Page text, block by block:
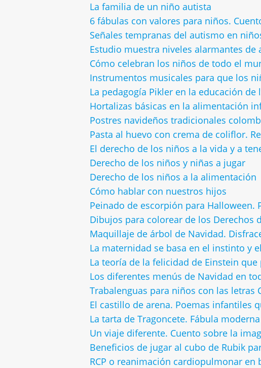
La familia de un niño autista
6 fábulas con valores para niños.
Señales tempranas del autismo en
Estudio muestra niveles alarmantes
Cómo celebran los niños de todo el
Instrumentos musicales para que los
La pedagogía Pikler en la educación de
Hortalizas básicas en la alimentación
Postres navideños tradicionales
Pasta al huevo con crema de coliflor.
El derecho de los niños a la vida y a
Derecho de los niños y niñas a jugar
Derecho de los niños a la alimentación
Cómo hablar con nuestros hijos
Peinado de escorpión para Halloween.
Dibujos para colorear de los Derechos
Maquillaje de árbol de Navidad.
La maternidad se basa en el instinto y
La teoría de la felicidad de Einstein
Los diferentes menús de Navidad en
Trabalenguas para niños con las letras
El castillo de arena. Poemas infantiles
La tarta de Tragoncete. Fábula
Un viaje diferente. Cuento sobre la
Beneficios de jugar al cubo de Rubik
RCP o reanimación cardiopulmonar en